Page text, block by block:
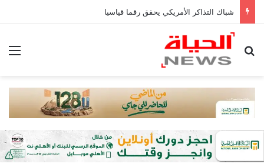
شباك التذاكر الأمريكي يحقق رقما قياسيا
بحث عن